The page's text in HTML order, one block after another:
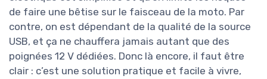
de faire une bêtise sur le faisceau de la moto. Par
contre, on est dépendant de la qualité de la source
USB, et ça ne chauffera jamais autant que des
poignées 12 V dédiées. Donc là encore, il faut être
clair : c’est une solution pratique et facile à vivre,